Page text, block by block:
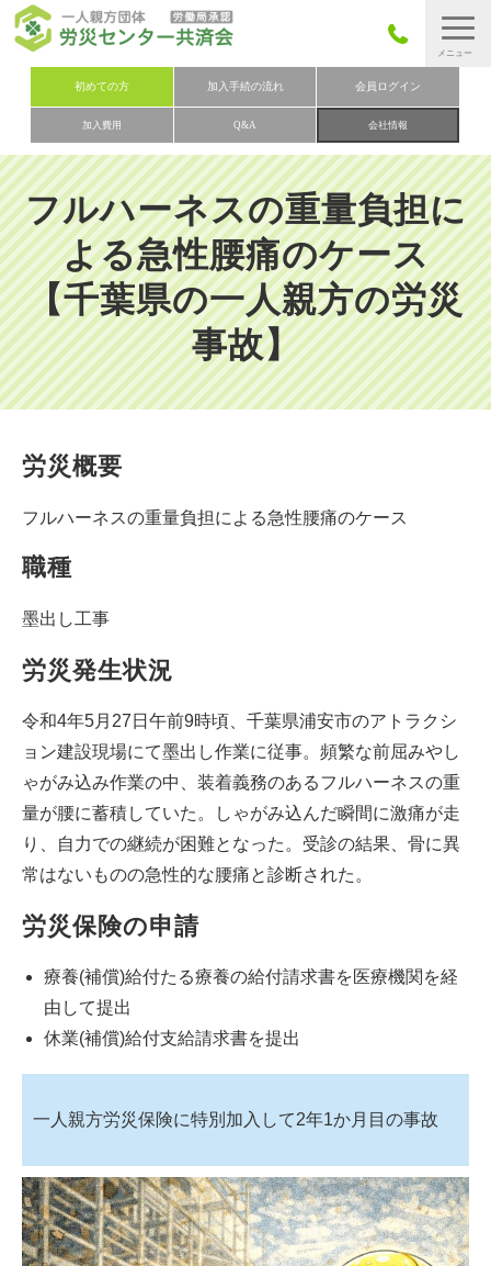
初めての方 加入手続の流れ 会員ログイン
加入費用 Q&A 会社情報
労災保険とは
労災保険の取りまとめ
労災保険加入手続きの流れ
加入費用
加入申込み
会社概要
お問い合わせ
会員メニュー
フルハーネスの重量負担に
よる急性腰痛のケース
【千葉県の一人親方の労災
事故】
労災概要
フルハーネスの重量負担による急性腰痛のケース
職種
墨出し工事
労災発生状況
令和4年5月27日午前9時頃、千葉県浦安市のアトラクシ
ョン建設現場にて墨出し作業に従事。頻繁な前屈みやし
ゃがみ込み作業の中、装着義務のあるフルハーネスの重
量が腰に蓄積していた。しゃがみ込んだ瞬間に激痛が走
り、自力での継続が困難となった。受診の結果、骨に異
常はないものの急性的な腰痛と診断された。
労災保険の申請
療養(補償)給付たる療養の給付請求書を医療機関を経
由して提出
休業(補償)給付支給請求書を提出
一人親方労災保険に特別加入して2年1か月目の事故